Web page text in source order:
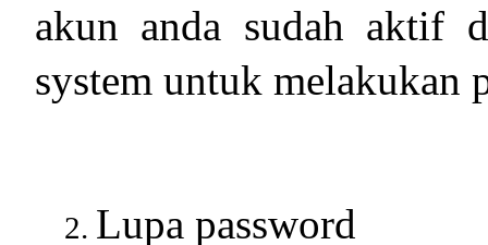
akun anda sudah aktif
system untuk melakukan
Lupa password